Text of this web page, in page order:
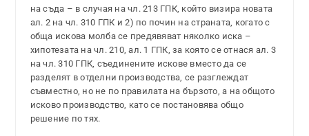
на съда – в случая на чл. 213 ГПК, който визира новата
ал. 2 на чл. 310 ГПК и 2) по почин на страната, когато с
обща искова молба се предявяват няколко иска –
хипотезата на чл. 210, ал. 1 ГПК, за която се отнася ал. 3
на чл. 310 ГПК, съединените искове вместо да се
разделят в отделни производства, се разглеждат
съвместно, но не по правилата на бързото, а на общото
исково производство, като се постановява общо
решение по тях.